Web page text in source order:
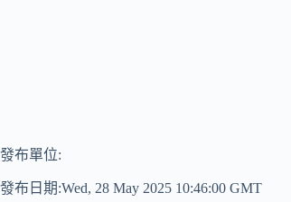
發布單位:
發布日期:Wed, 28 May 2025 10:46:00 GMT